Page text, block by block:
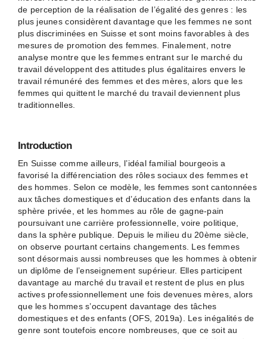
de perception de la réalisation de l’égalité des genres : les
plus jeunes considèrent davantage que les femmes ne sont
plus discriminées en Suisse et sont moins favorables à des
mesures de promotion des femmes. Finalement, notre
analyse montre que les femmes entrant sur le marché du
travail développent des attitudes plus égalitaires envers le
travail rémunéré des femmes et des mères, alors que les
femmes qui quittent le marché du travail deviennent plus
traditionnelles.
Introduction
En Suisse comme ailleurs, l’idéal familial bourgeois a
favorisé la différenciation des rôles sociaux des femmes et
des hommes. Selon ce modèle, les femmes sont cantonnées
aux tâches domestiques et d’éducation des enfants dans la
sphère privée, et les hommes au rôle de gagne-pain
poursuivant une carrière professionnelle, voire politique,
dans la sphère publique. Depuis le milieu du 20ème siècle,
on observe pourtant certains changements. Les femmes
sont désormais aussi nombreuses que les hommes à obtenir
un diplôme de l’enseignement supérieur. Elles participent
davantage au marché du travail et restent de plus en plus
actives professionnellement une fois devenues mères, alors
que les hommes s’occupent davantage des tâches
domestiques et des enfants (OFS, 2019a). Les inégalités de
genre sont toutefois encore nombreuses, que ce soit au